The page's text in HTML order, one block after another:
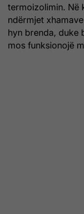
termoizolimin. Në
ndërmjet
hyn brenda, duke
mos funksionojë